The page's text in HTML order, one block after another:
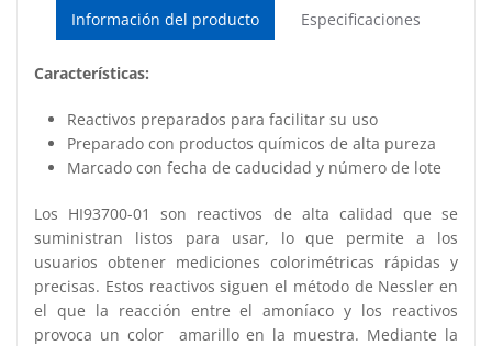
Información del producto Especificaciones
Características:
Reactivos preparados para facilitar su uso
Preparado con productos químicos de alta pureza
Marcado con fecha de caducidad y número de lote
Los HI93700-01 son reactivos de alta calidad que se
suministran listos para usar, lo que permite a los
usuarios obtener mediciones colorimétricas rápidas y
precisas. Estos reactivos siguen el método de Nessler en
el que la reacción entre el amoníaco y los reactivos
provoca un color amarillo en la muestra. Mediante la